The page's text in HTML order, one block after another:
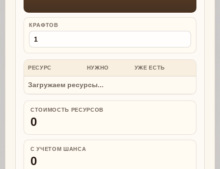
КРАФТОВ
РЕСУРС НУЖНО УЖЕ ЕСТЬ
Загружаем ресурсы...
СТОИМОСТЬ РЕСУРСОВ
0
С УЧЕТОМ ШАНСА
0